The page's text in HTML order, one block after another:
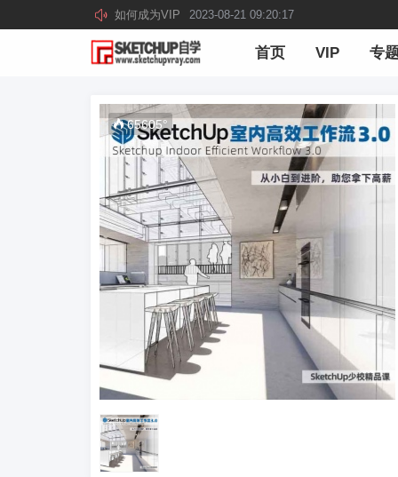
如何成为VIP 2023-08-21 09:20:17
首页 VIP 专
65605°